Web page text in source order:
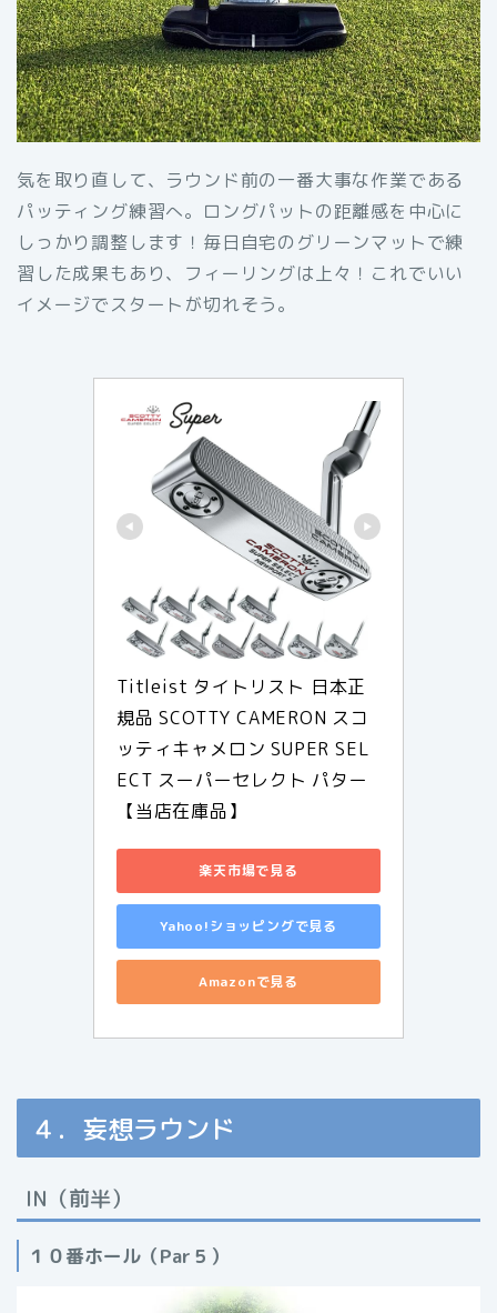
気を取り直して、ラウンド前の一番大事な作業である
パッティング練習へ。ロングパットの距離感を中心に
しっかり調整します！毎日自宅のグリーンマットで練
習した成果もあり、フィーリングは上々！これでいい
イメージでスタートが切れそう。
Titleist タイトリスト 日本正
規品 SCOTTY CAMERON スコ
ッティキャメロン SUPER SEL
ECT スーパーセレクト パター
【当店在庫品】
楽天市場で見る
Yahoo!ショッピングで見る
Amazonで見る
４．妄想ラウンド
IN（前半）
１０番ホール（Par５）